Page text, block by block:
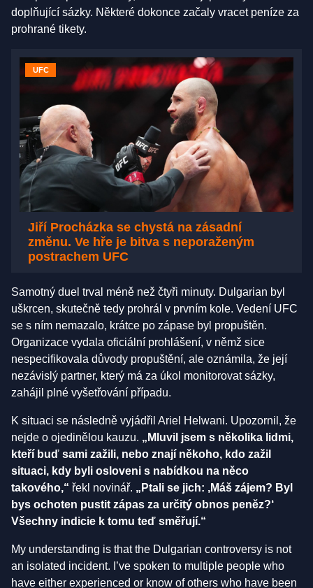
doplňující sázky. Některé dokonce začaly vracet peníze za
prohrané tikety.
UFC
Jiří Procházka se chystá na zásadní
změnu. Ve hře je bitva s neporaženým
postrachem UFC
Samotný duel trval méně než čtyři minuty. Dulgarian byl
uškrcen, skutečně tedy prohrál v prvním kole. Vedení UFC
se s ním nemazalo, krátce po zápase byl propuštěn.
Organizace vydala oficiální prohlášení, v němž sice
nespecifikovala důvody propuštění, ale oznámila, že její
nezávislý partner, který má za úkol monitorovat sázky,
zahájil plné vyšetřování případu.
K situaci se následně vyjádřil Ariel Helwani. Upozornil, že
nejde o ojedinělou kauzu. „Mluvil jsem s několika lidmi,
kteří buď sami zažili, nebo znají někoho, kdo zažil
situaci, kdy byli osloveni s nabídkou na něco
takového,“ řekl novinář. „Ptali se jich: ‚Máš zájem? Byl
bys ochoten pustit zápas za určitý obnos peněz?‘
Všechny indicie k tomu teď směřují.“
My understanding is that the Dulgarian controversy is not
an isolated incident. I’ve spoken to multiple people who
have either experienced or know of others who have been